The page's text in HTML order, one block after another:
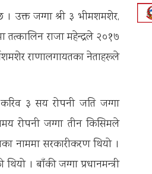
उक्त जग्गा श्री ३ भीमशमशेर,
राजा महेन्द्रले २०१७
राणालगायतका नेताहरूले
करिव ३ सय रोपनी जति जग्गा
रोपनी जग्गा तीन किसिमले
नाममा सरकारीकरण थियो ।
। बाँकी जग्गा प्रधानमन्त्री